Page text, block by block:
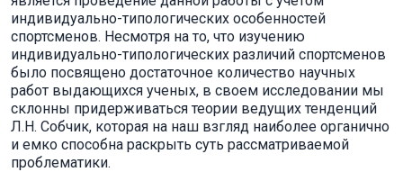
индивидуально-типологических особенностей
спортсменов. Несмотря на то, что изучению
индивидуально-типологических различий спортсменов
было посвящено достаточное количество научных
работ выдающихся ученых, в своем исследовании мы
склонны придерживаться теории ведущих тенденций
Л.Н. Собчик, которая на наш взгляд наиболее органично
и емко способна раскрыть суть рассматриваемой
проблематики.